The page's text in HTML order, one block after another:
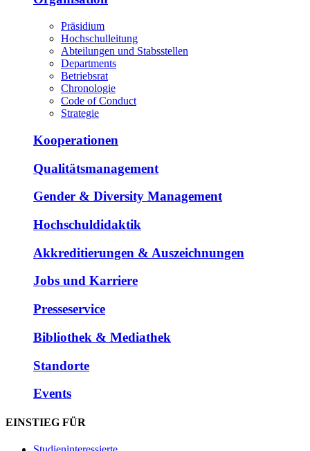
Präsidium
Hochschulleitung
Abteilungen und Stabsstellen
Departments
Betriebsrat
Chronologie
Code of Conduct
Strategie
Kooperationen
Qualitätsmanagement
Gender & Diversity Management
Hochschuldidaktik
Akkreditierungen & Auszeichnungen
Jobs und Karriere
Presseservice
Bibliothek & Mediathek
Standorte
Events
EINSTIEG FÜR